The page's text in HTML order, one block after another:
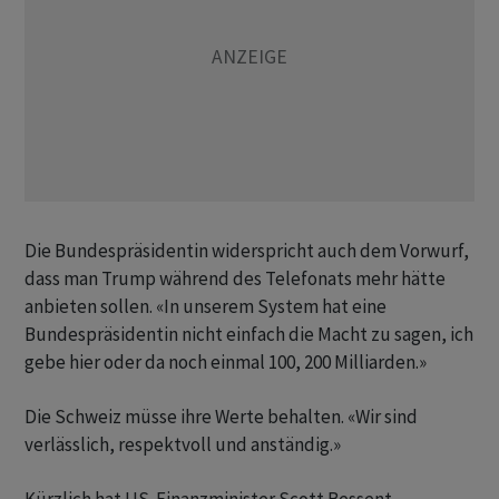
Die Bundespräsidentin widerspricht auch dem Vorwurf,
dass man Trump während des Telefonats mehr hätte
anbieten sollen. «In unserem System hat eine
Bundespräsidentin nicht einfach die Macht zu sagen, ich
gebe hier oder da noch einmal 100, 200 Milliarden.»
Die Schweiz müsse ihre Werte behalten. «Wir sind
verlässlich, respektvoll und anständig.»